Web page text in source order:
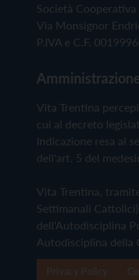
Società Cooperativa
Via Monsignor
P.IVA e C.F.
Vita Trentina
cui al decreto
Indicazione resa ai
dell'art. 5 del
Vita Trentina,
Settimanali
dell'Autodisciplina
Autodisciplina della